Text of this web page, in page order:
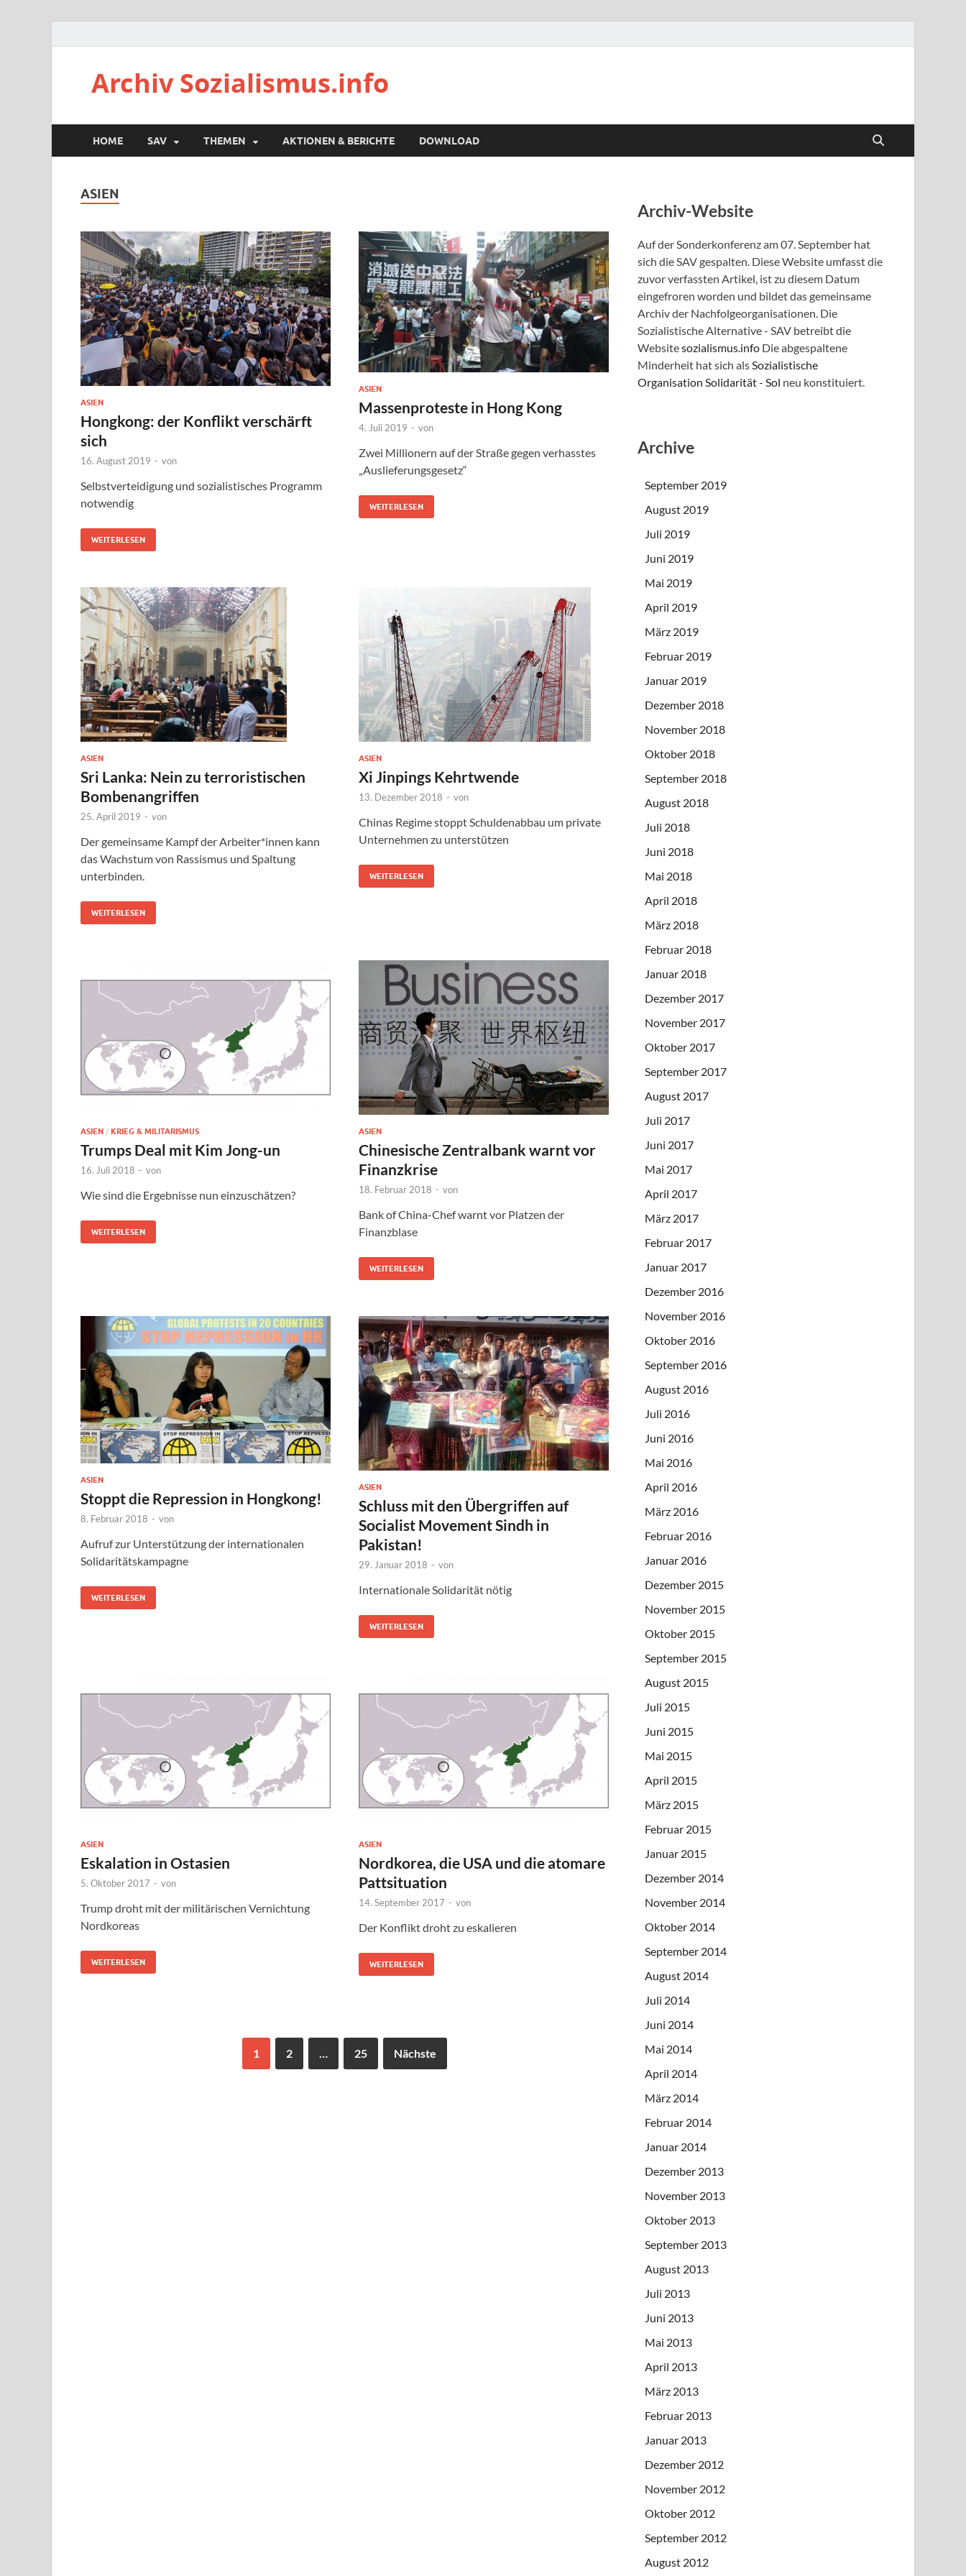
Archiv Sozialismus.info
HOME SAV THEMEN AKTIONEN & BERICHTE DOWNLOAD
ASIEN
ASIEN
Hongkong: der Konflikt verschärft
sich
16. August 2019 - von
Selbstverteidigung und sozialistisches Programm
notwendig
WEITERLESEN
ASIEN
Massenproteste in Hong Kong
4. Juli 2019 - von
Zwei Millionern auf der Straße gegen verhasstes
„Auslieferungsgesetz“
WEITERLESEN
ASIEN
Sri Lanka: Nein zu terroristischen
Bombenangriffen
25. April 2019 - von
Der gemeinsame Kampf der Arbeiter*innen kann
das Wachstum von Rassismus und Spaltung
unterbinden.
WEITERLESEN
ASIEN
Xi Jinpings Kehrtwende
13. Dezember 2018 - von
Chinas Regime stoppt Schuldenabbau um private
Unternehmen zu unterstützen
WEITERLESEN
ASIEN / KRIEG & MILITARISMUS
Trumps Deal mit Kim Jong-un
16. Juli 2018 - von
Wie sind die Ergebnisse nun einzuschätzen?
WEITERLESEN
ASIEN
Chinesische Zentralbank warnt vor
Finanzkrise
18. Februar 2018 - von
Bank of China-Chef warnt vor Platzen der
Finanzblase
WEITERLESEN
ASIEN
Stoppt die Repression in Hongkong!
8. Februar 2018 - von
Aufruf zur Unterstützung der internationalen
Solidaritätskampagne
WEITERLESEN
ASIEN
Schluss mit den Übergriffen auf
Socialist Movement Sindh in
Pakistan!
29. Januar 2018 - von
Internationale Solidarität nötig
WEITERLESEN
ASIEN
Eskalation in Ostasien
5. Oktober 2017 - von
Trump droht mit der militärischen Vernichtung
Nordkoreas
WEITERLESEN
ASIEN
Nordkorea, die USA und die atomare
Pattsituation
14. September 2017 - von
Der Konflikt droht zu eskalieren
WEITERLESEN
1 2 … 25 Nächste
Archiv-Website
Auf der Sonderkonferenz am 07. September hat
sich die SAV gespalten. Diese Website umfasst die
zuvor verfassten Artikel, ist zu diesem Datum
eingefroren worden und bildet das gemeinsame
Archiv der Nachfolgeorganisationen. Die
Sozialistische Alternative - SAV betreibt die
Websitesozialismus.info Die abgespaltene
Minderheit hat sich alsSozialistische
Organisation Solidarität - Sol neu konstituiert.
Archive
September 2019
August 2019
Juli 2019
Juni 2019
Mai 2019
April 2019
März 2019
Februar 2019
Januar 2019
Dezember 2018
November 2018
Oktober 2018
September 2018
August 2018
Juli 2018
Juni 2018
Mai 2018
April 2018
März 2018
Februar 2018
Januar 2018
Dezember 2017
November 2017
Oktober 2017
September 2017
August 2017
Juli 2017
Juni 2017
Mai 2017
April 2017
März 2017
Februar 2017
Januar 2017
Dezember 2016
November 2016
Oktober 2016
September 2016
August 2016
Juli 2016
Juni 2016
Mai 2016
April 2016
März 2016
Februar 2016
Januar 2016
Dezember 2015
November 2015
Oktober 2015
September 2015
August 2015
Juli 2015
Juni 2015
Mai 2015
April 2015
März 2015
Februar 2015
Januar 2015
Dezember 2014
November 2014
Oktober 2014
September 2014
August 2014
Juli 2014
Juni 2014
Mai 2014
April 2014
März 2014
Februar 2014
Januar 2014
Dezember 2013
November 2013
Oktober 2013
September 2013
August 2013
Juli 2013
Juni 2013
Mai 2013
April 2013
März 2013
Februar 2013
Januar 2013
Dezember 2012
November 2012
Oktober 2012
September 2012
August 2012